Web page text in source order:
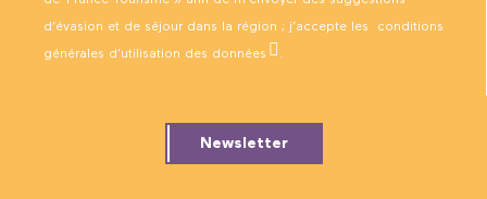
d’évasion et de séjour dans la région ; j’accepte les conditions
générales d’utilisation des données .
Newsletter